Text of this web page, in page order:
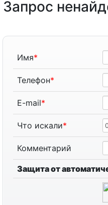
Запрос
Имя*
Телефон*
E-mail*
Что искали*
Комментарий
Защита от